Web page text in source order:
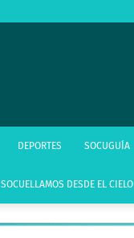
DEPORTES SOCUGUÍA
SOCUELLAMOS DESDE EL CIELO